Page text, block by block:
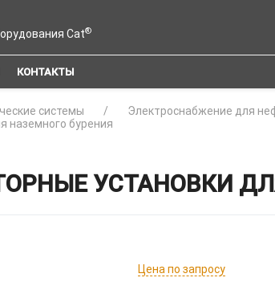
Cat®
КОНТАКТЫ
системы
Электроснабжение для
наземного бурения
УСТАНОВКИ
Цена по запросу